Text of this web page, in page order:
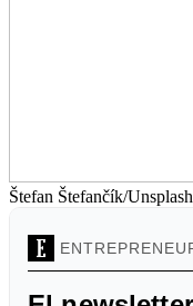
Štefan Štefančík/Unsplash